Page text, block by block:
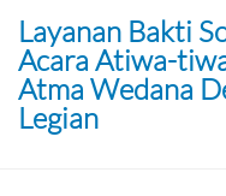
Layanan Bakti
Acara Atiwa-
Atma Wedana
Legian